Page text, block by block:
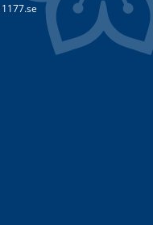
1177.se